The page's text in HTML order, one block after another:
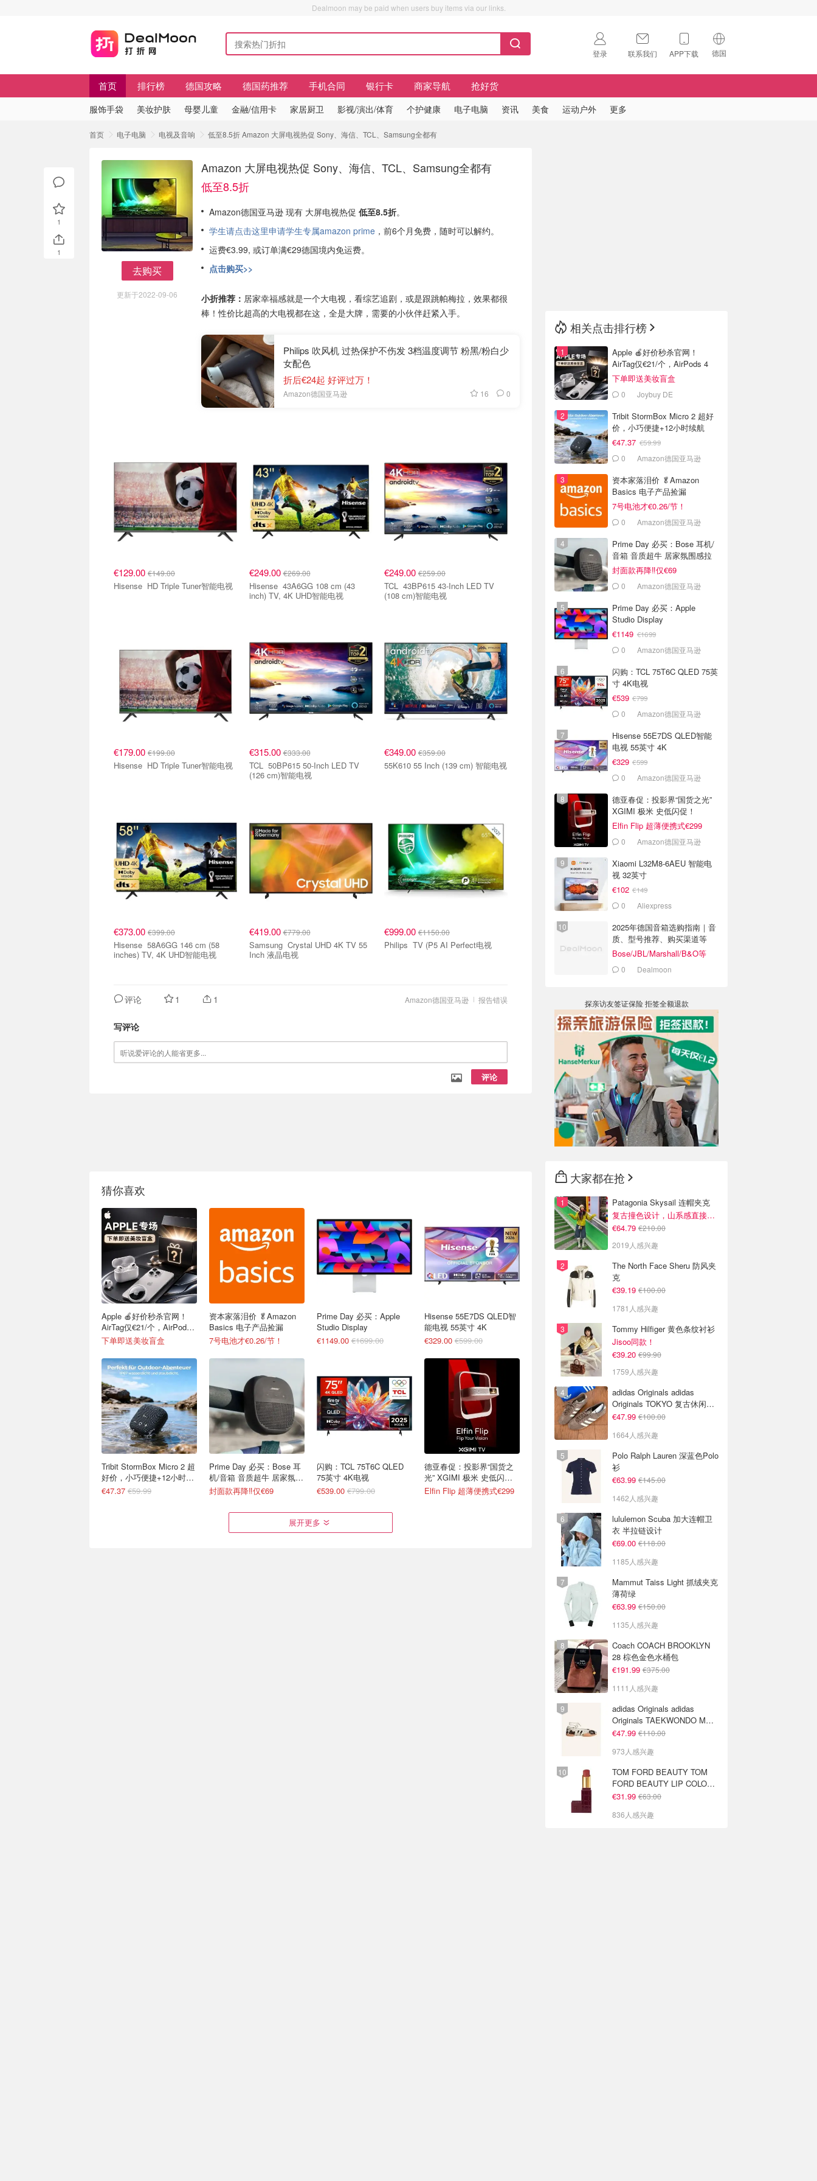
Dealmoon may be paid when users buy items via our links.
登录 联系我们 APP下载 德国
🇺🇸
首页 排行榜 德国攻略 德国药推荐 手机合同 银行卡 商家导航 抢好货
服饰手袋 美妆护肤 母婴儿童 金融/信用卡 家居厨卫 影视/演出/体育 个护健康 电子电脑 资讯 美食 运动户外 更多
首页 电子电脑 电视及音响 低至8.5折 Amazon 大屏电视热促 Sony、海信、TCL、Samsung全都有
去购买
更新于2022-09-06
Amazon 大屏电视热促 Sony、海信、TCL、Samsung全都有
低至8.5折
Amazon德国亚马逊 现有 大屏电视热促 低至8.5折。
学生请点击这里申请学生专属amazon prime ，前6个月免费，随时可以解约。
运费€3.99, 或订单满€29德国境内免运费。
点击购买>>
小折推荐： 居家幸福感就是一个大电视，看综艺追剧，或是跟跳帕梅拉，效果都很
棒！性价比超高的大电视都在这，全是大牌，需要的小伙伴赶紧入手。
Philips 吹风机 过热保护不伤发 3档温度调节 粉黑/粉白少
女配色
折后€24起 好评过万！
Amazon德国亚马逊 16 0
€129.00 €149.00
Hisense HD Triple Tuner智能电视
€249.00€269.00
Hisense 43A6GG 108 cm (43
inch) TV, 4K UHD智能电视
€249.00 €259.00
TCL 43BP615 43-Inch LED TV
(108 cm)智能电视
€179.00 €199.00
Hisense HD Triple Tuner智能电视
€315.00€333.00
TCL 50BP615 50-Inch LED TV
(126 cm)智能电视
€349.00 €359.00
55K610 55 Inch (139 cm) 智能电视
€373.00 €399.00
Hisense 58A6GG 146 cm (58
inches) TV, 4K UHD智能电视
€419.00€779.00
Samsung Crystal UHD 4K TV 55
Inch 液晶电视
€999.00 €1150.00
Philips TV (P5 AI Perfect电视
报告错误
Amazon德国亚马逊
评论 1 1
写评论
评论
猜你喜欢
Apple 🍎好价秒杀官网！
AirTag仅€21/个，AirPods
4 €116
下单即送美妆盲盒
Tribit StormBox Micro 2 超
好价，小巧便捷+12小时续
航
€47.37 €59.99
资本家落泪价 🥬Amazon
Basics 电子产品捡漏
7号电池才€0.26/节！
Prime Day 必买：Bose 耳
机/音箱 音质超牛 居家氛围
感拉满
封面款再降‼️仅€69
Prime Day 必买：Apple
Studio Display
€1149.00 €1699.00
闪购：TCL 75T6C QLED
75英寸 4K电视
€539.00 €799.00
Hisense 55E7DS QLED智
能电视 55英寸 4K
€329.00 €599.00
德亚春促：投影界“国货之
光” XGIMI 极米 史低闪
促！
Elfin Flip 超薄便携式€299
展开更多
1
1
相关点击排行榜
Apple 🍎好价秒杀官网！
AirTag仅€21/个，AirPods 4
€116
下单即送美妆盲盒
0 Joybuy DE
Tribit StormBox Micro 2 超好
价，小巧便捷+12小时续航
€47.37 €59.99
0 Amazon德国亚马逊
资本家落泪价 🥬Amazon
Basics 电子产品捡漏
7号电池才€0.26/节！
0 Amazon德国亚马逊
Prime Day 必买：Bose 耳机/
音箱 音质超牛 居家氛围感拉
满
封面款再降‼️仅€69
0 Amazon德国亚马逊
Prime Day 必买：Apple
Studio Display
€1149 €1699
0 Amazon德国亚马逊
闪购：TCL 75T6C QLED 75英
寸 4K电视
€539 €799
0 Amazon德国亚马逊
Hisense 55E7DS QLED智能
电视 55英寸 4K
€329 €599
0 Amazon德国亚马逊
德亚春促：投影界“国货之光”
XGIMI 极米 史低闪促！
Elfin Flip 超薄便携式€299
0 Amazon德国亚马逊
Xiaomi L32M8-6AEU 智能电
视 32英寸
€102 €149
0 Aliexpress
2025年德国音箱选购指南｜音
质、型号推荐、购买渠道等
Bose/JBL/Marshall/B&O等
0 Dealmoon
探亲访友签证保险 拒签全额退款
大家都在抢
Patagonia Skysail 连帽夹克
复古撞色设计，山系感直接拉满
€64.79 €210.00
2019人感兴趣
The North Face Sheru 防风夹
克
€39.19 €100.00
1781人感兴趣
Tommy Hilfiger 黄色条纹衬衫
Jisoo同款！
€39.20 €99.90
1759人感兴趣
adidas Originals adidas
Originals TOKYO 复古休闲鞋
深棕色
€47.99 €100.00
1664人感兴趣
Polo Ralph Lauren 深蓝色Polo
衫
€63.99 €145.00
1462人感兴趣
lululemon Scuba 加大连帽卫
衣 半拉链设计
€69.00 €118.00
1185人感兴趣
Mammut Taiss Light 抓绒夹克
薄荷绿
€63.99 €150.00
1135人感兴趣
Coach COACH BROOKLYN
28 棕色金色水桶包
€191.99 €375.00
1111人感兴趣
adidas Originals adidas
Originals TAEKWONDO MEI
芭蕾鞋 棕色米色
€47.99 €110.00
973人感兴趣
TOM FORD BEAUTY TOM
FORD BEAUTY LIP COLOR
SATIN MATTE 裸玫瑰口红
€31.99 €63.00
836人感兴趣